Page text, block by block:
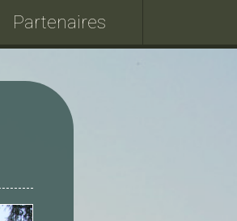
Partenaires